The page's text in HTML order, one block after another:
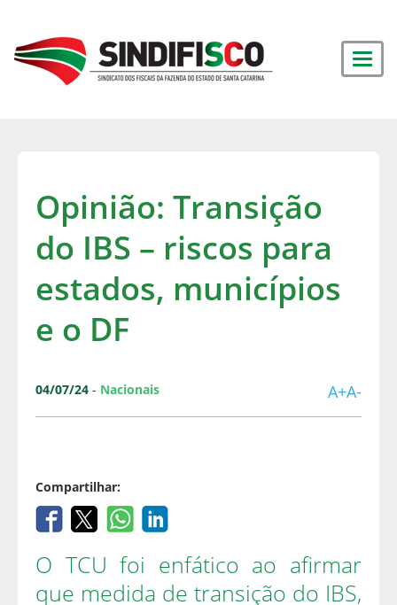
Opinião: Transição
do IBS – riscos para
estados, municípios
e o DF
04/07/24 - Nacionais A+A-
Compartilhar:
O TCU foi enfático ao afirmar
que medida de transição do IBS,